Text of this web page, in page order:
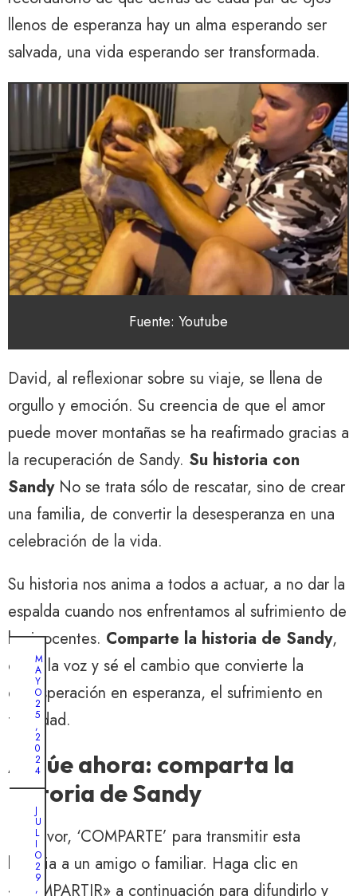
llenos de esperanza hay un alma esperando ser
salvada, una vida esperando ser transformada.
Fuente: Youtube
David, al reflexionar sobre su viaje, se llena de
orgullo y emoción. Su creencia de que el amor
puede mover montañas se ha reafirmado gracias a
la recuperación de Sandy. Su historia con
SandyNo se trata sólo de rescatar, sino de crear
una familia, de convertir la desesperanza en una
celebración de la vida.
Su historia nos anima a todos a actuar, a no dar la
espalda cuando nos enfrentamos al sufrimiento de
los inocentes. Comparte la historia de Sandy,
corre la voz y sé el cambio que convierte la
desesperación en esperanza, el sufrimiento en
felicidad.
Actúe ahora: comparta la
historia de Sandy
Por favor, ‘COMPARTE’ para transmitir esta
historia a un amigo o familiar. Haga clic en
«COMPARTIR» a continuación para difundirlo y
M
A
Y
O
2
5
,
2
0
2
4
E
d
e
J
U
L
I
O
2
9
,